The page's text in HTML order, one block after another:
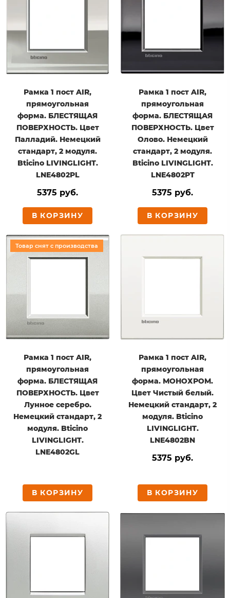
Рамка 1 пост AIR,
прямоугольная
форма. БЛЕСТЯЩАЯ
ПОВЕРХНОСТЬ. Цвет
Палладий. Немецкий
стандарт, 2 модуля.
Bticino LIVINGLIGHT.
LNE4802PL
5375 руб.
В КОРЗИНУ
Рамка 1 пост AIR,
прямоугольная
форма. БЛЕСТЯЩАЯ
ПОВЕРХНОСТЬ. Цвет
Олово. Немецкий
стандарт, 2 модуля.
Bticino LIVINGLIGHT.
LNE4802PT
5375 руб.
В КОРЗИНУ
Товар снят с производства
Рамка 1 пост AIR,
прямоугольная
форма. БЛЕСТЯЩАЯ
ПОВЕРХНОСТЬ. Цвет
Лунное серебро.
Немецкий стандарт, 2
модуля. Bticino
LIVINGLIGHT.
LNE4802GL
В КОРЗИНУ
Рамка 1 пост AIR,
прямоугольная
форма. МОНОХРОМ.
Цвет Чистый белый.
Немецкий стандарт, 2
модуля. Bticino
LIVINGLIGHT.
LNE4802BN
5375 руб.
В КОРЗИНУ